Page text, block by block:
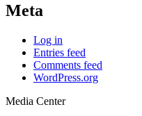
Meta
Log in
Entries feed
Comments feed
WordPress.org
Media Center